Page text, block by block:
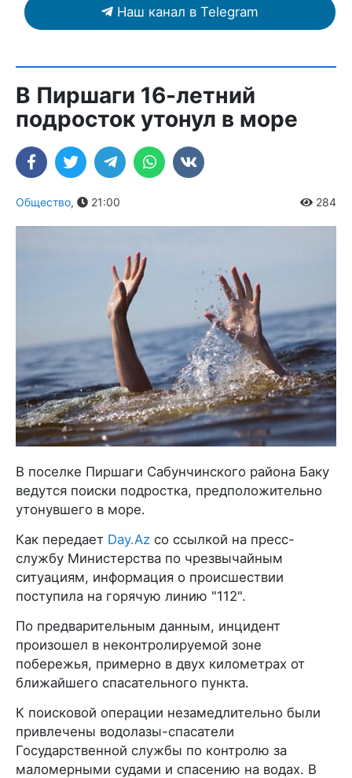
Наш канал в Telegram
В Пиршаги 16-летний
подросток утонул в море
Общество, 21:00 284
В поселке Пиршаги Сабунчинского района Баку
ведутся поиски подростка, предположительно
утонувшего в море.
Как передает Day.Az со ссылкой на пресс-
службу Министерства по чрезвычайным
ситуациям, информация о происшествии
поступила на горячую линию "112".
По предварительным данным, инцидент
произошел в неконтролируемой зоне
побережья, примерно в двух километрах от
ближайшего спасательного пункта.
К поисковой операции незамедлительно были
привлечены водолазы-спасатели
Государственной службы по контролю за
маломерными судами и спасению на водах. В